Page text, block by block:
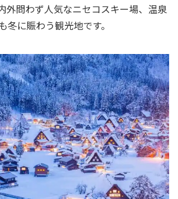
外問わず人気なニセコスキー場、温泉
冬に賑わう観光地です。